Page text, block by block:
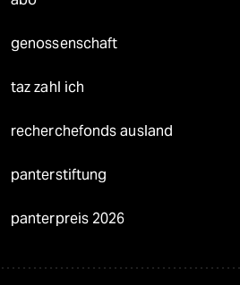
genossenschaft
taz zahl ich
recherchefonds ausland
panterstiftung
panterpreis 2026